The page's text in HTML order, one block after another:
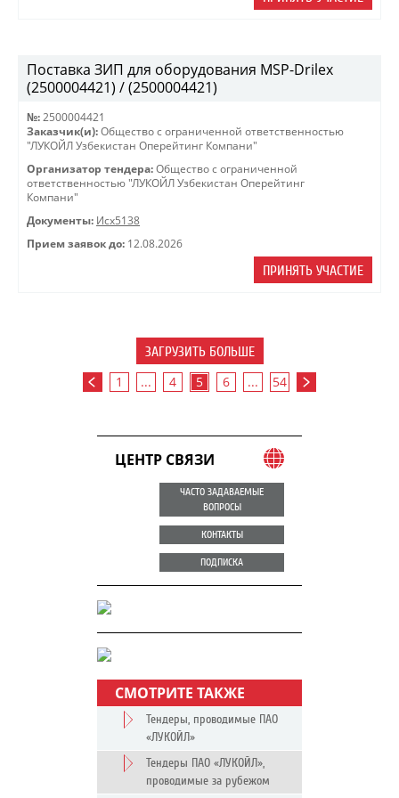
Поставка ЗИП для оборудования MSP-Drilex
(2500004421) / (2500004421)
№: 2500004421
Заказчик(и): Общество с ограниченной ответственностью
"ЛУКОЙЛ Узбекистан Оперейтинг Компани"
Организатор тендера: Общество с ограниченной
ответственностью "ЛУКОЙЛ Узбекистан Оперейтинг
Компани"
Документы: Исх5138
Прием заявок до: 12.08.2026
ПРИНЯТЬ УЧАСТИЕ
ЗАГРУЗИТЬ БОЛЬШЕ
1 ... 4 5 6 ... 54
ЦЕНТР СВЯЗИ
ЧАСТО ЗАДАВАЕМЫЕ
ВОПРОСЫ
КОНТАКТЫ
ПОДПИСКА
СМОТРИТЕ ТАКЖЕ
Тендеры, проводимые ПАО
«ЛУКОЙЛ»
Тендеры ПАО «ЛУКОЙЛ»,
проводимые за рубежом